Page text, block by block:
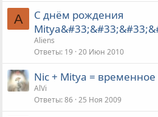
A
С днём рождения
Aliens
Ответы 19 20 Июн 2010
Nic + Mitya =
AlVi
Ответы 86 25 Ноя 2009